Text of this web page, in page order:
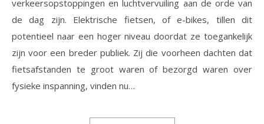
verkeersopstoppingen en luchtvervuiling aan de orde van
de dag zijn. Elektrische fietsen, of e-bikes, tillen dit
potentieel naar een hoger niveau doordat ze toegankelijk
zijn voor een breder publiek. Zij die voorheen dachten dat
fietsafstanden te groot waren of bezorgd waren over
fysieke inspanning, vinden nu…